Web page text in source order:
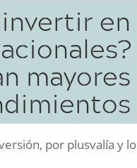
en
mayores
por plusvalía y lo